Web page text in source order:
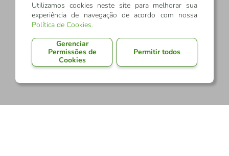
Utilizamos cookies neste site para melhorar sua
experiência de navegação de acordo com nossa
Política de Cookies.
Gerenciar
Permissões de
Cookies
Permitir todos